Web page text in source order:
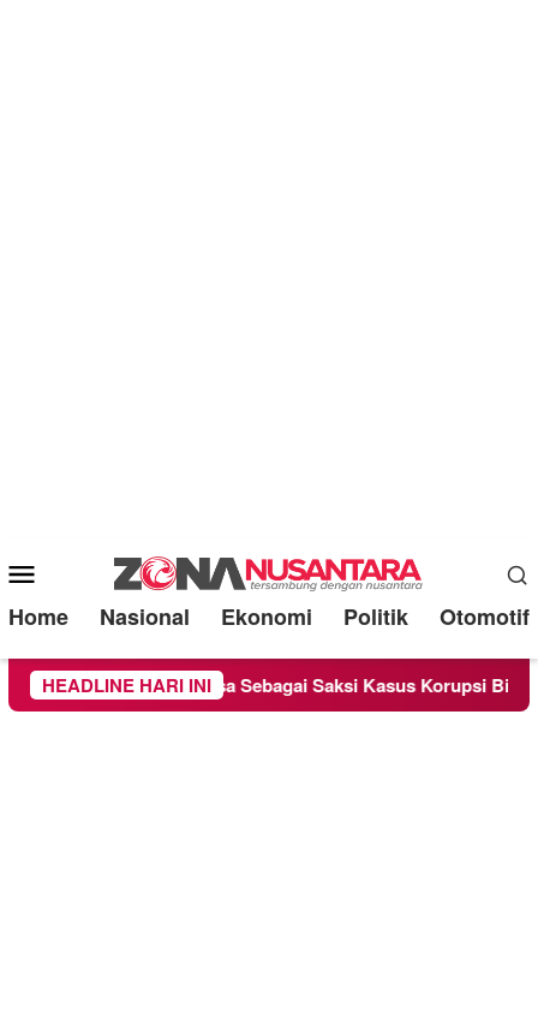
Mobile
Menu
Home Nasional Ekonomi Politik Otomotif
HEADLINE HARI INI
Chandra Diperiksa Sebagai Saksi Kasus Korupsi Bibit Nanas